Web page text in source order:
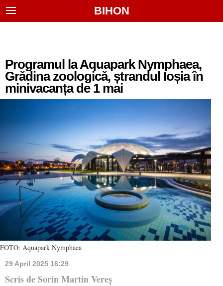
BIHON
Programul la Aquapark Nymphaea,
Grădina zoologică, ștrandul Ioșia în
minivacanța de 1 mai
FOTO: Aquapark Nymphaea
29 April 2025 16:29
Scris de Sorin Martin Vereș